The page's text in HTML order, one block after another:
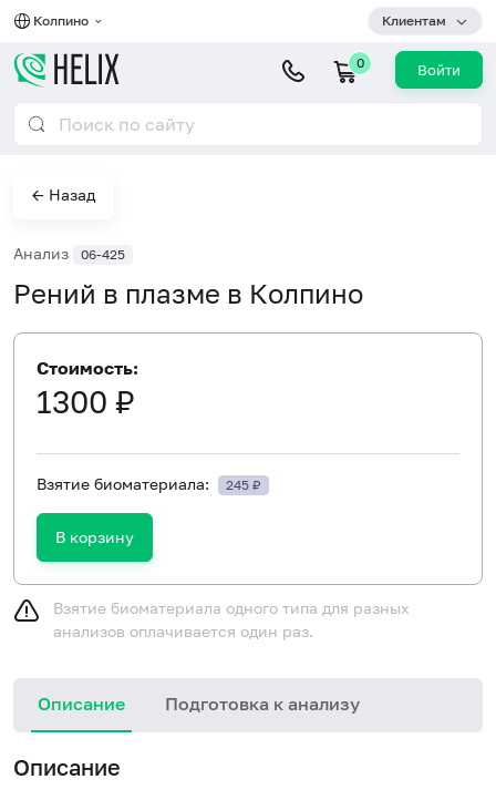
Колпино Клиентам
0 Войти
← Назад
Анализ 06-425
Рений в плазме в Колпино
Стоимость:
1300 ₽
Взятие биоматериала: 245 ₽
В корзину
Взятие биоматериала одного типа для разных
анализов оплачивается один раз.
Описание Подготовка к анализу
Описание